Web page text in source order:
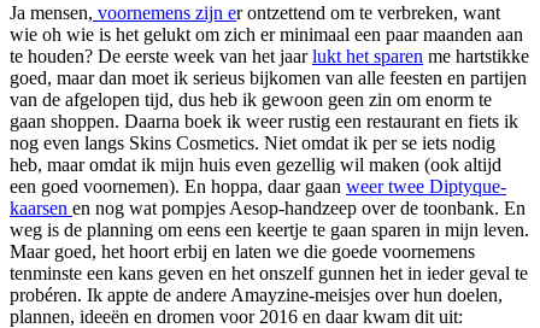
Ja mensen, voornemens zijn er ontzettend om te verbreken, want
wie oh wie is het gelukt om zich er minimaal een paar maanden aan
te houden? De eerste week van het jaarlukt het sparen me hartstikke
goed, maar dan moet ik serieus bijkomen van alle feesten en partijen
van de afgelopen tijd, dus heb ik gewoon geen zin om enorm te
gaan shoppen. Daarna boek ik weer rustig een restaurant en fiets ik
nog even langs Skins Cosmetics. Niet omdat ik per se iets nodig
heb, maar omdat ik mijn huis even gezellig wil maken (ook altijd
een goed voornemen). En hoppa, daar gaan weer twee Diptyque-
kaarsen en nog wat pompjes Aesop-handzeep over de toonbank. En
weg is de planning om eens een keertje te gaan sparen in mijn leven.
Maar goed, het hoort erbij en laten we die goede voornemens
tenminste een kans geven en het onszelf gunnen het in ieder geval te
probéren. Ik appte de andere Amayzine-meisjes over hun doelen,
plannen, ideeën en dromen voor 2016 en daar kwam dit uit: